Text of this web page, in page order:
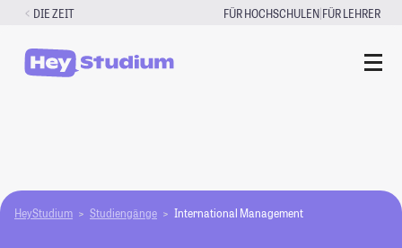
Zum
springen
DIE ZEIT FÜR HOCHSCHULEN|FÜR LEHRER
HeyStudium Studiengänge International Management